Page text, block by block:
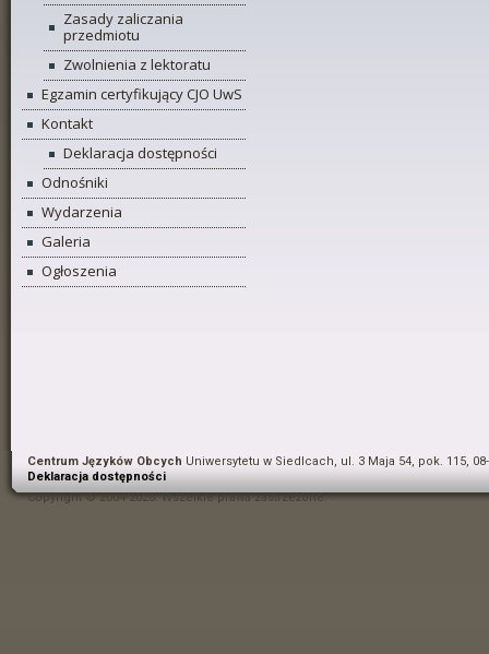
Zasady zaliczania
przedmiotu
Zwolnienia z lektoratu
Egzamin certyfikujący CJO UwS
Kontakt
Deklaracja dostępności
Odnośniki
Wydarzenia
Galeria
Ogłoszenia
Centrum Języków Obcych Uniwersytetu w Siedlcach, ul. 3 Maja 54, pok. 115,
Deklaracja dostępności
Copyright © 2004-2026. Wszelkie prawa zastrzeżone.